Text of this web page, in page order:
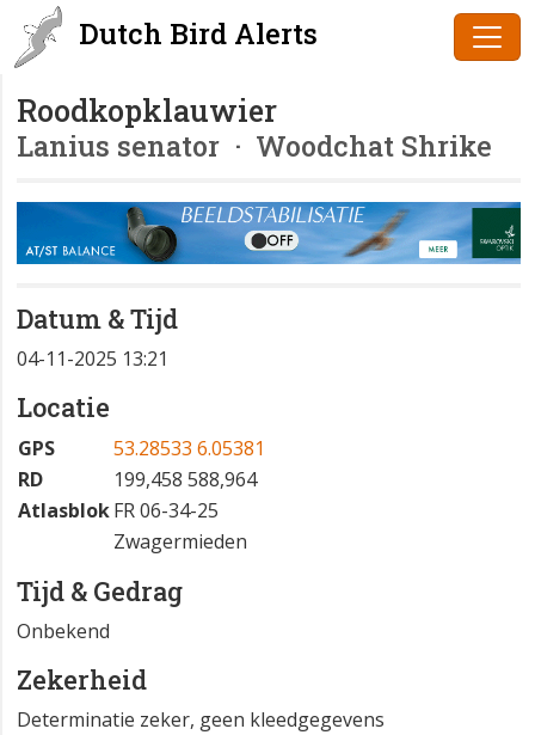
Dutch Bird Alerts
Roodkopklauwier
Lanius senator · Woodchat Shrike
Datum & Tijd
04-11-2025 13:21
Locatie
GPS
53.28533 6.05381
RD
199,458 588,964
AtlasblokFR 06-34-25
Zwagermieden
Tijd & Gedrag
Onbekend
Zekerheid
Determinatie zeker, geen kleedgegevens